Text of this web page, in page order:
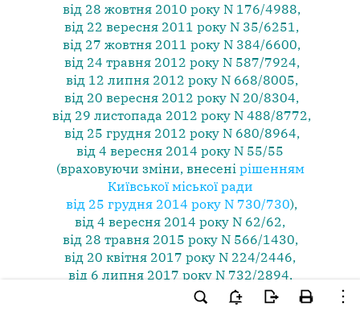
від 28 жовтня 2010 року N 176/4988,
від 22 вересня 2011 року N 35/6251,
від 27 жовтня 2011 року N 384/6600,
від 24 травня 2012 року N 587/7924,
від 12 липня 2012 року N 668/8005,
від 20 вересня 2012 року N 20/8304,
від 29 листопада 2012 року N 488/8772,
від 25 грудня 2012 року N 680/8964,
від 4 вересня 2014 року N 55/55
(враховуючи зміни, внесені рішенням
Київської міської ради
від 25 грудня 2014 року N 730/730),
від 4 вересня 2014 року N 62/62,
від 28 травня 2015 року N 566/1430,
від 20 квітня 2017 року N 224/2446,
від 6 липня 2017 року N 732/2894,
від 15 листопада 2018 року N 49/6100,